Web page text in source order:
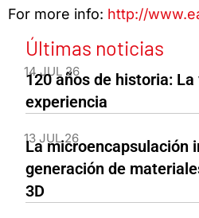
For more info: http://
Últimas noticias
14 JUL 26
120 años de historia: La
experiencia
13 JUL 26
La microencapsulación
generación de
3D